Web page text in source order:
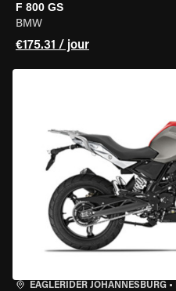
F 800 GS
BMW
€175.31 / jour
EAGLERIDER JOHANNESBURG •